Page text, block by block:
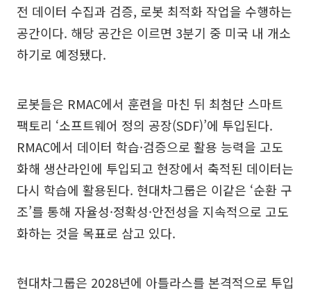
전 데이터 수집과 검증, 로봇 최적화 작업을 수행하는
공간이다. 해당 공간은 이르면 3분기 중 미국 내 개소
하기로 예정됐다.
로봇들은 RMAC에서 훈련을 마친 뒤 최첨단 스마트
팩토리 ‘소프트웨어 정의 공장(SDF)’에 투입된다.
RMAC에서 데이터 학습·검증으로 활용 능력을 고도
화해 생산라인에 투입되고 현장에서 축적된 데이터는
다시 학습에 활용된다. 현대차그룹은 이같은 ‘순환 구
조’를 통해 자율성·정확성·안전성을 지속적으로 고도
화하는 것을 목표로 삼고 있다.
현대차그룹은 2028년에 아틀라스를 본격적으로 투입